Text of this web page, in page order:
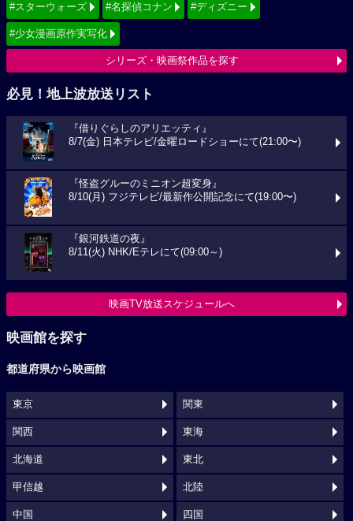
#スターウォーズ #名探偵コナン #ディズニー
#少女漫画原作実写化
シリーズ・映画祭作品を探す
必見！地上波放送リスト
『借りぐらしのアリエッティ』
8/7(金) 日本テレビ/金曜ロードショーにて(21:00〜)
『怪盗グルーのミニオン超変身』
8/10(月) フジテレビ/最新作公開記念にて(19:00〜)
『銀河鉄道の夜』
8/11(火) NHK/Eテレにて(09:00～)
映画TV放送スケジュールへ
映画館を探す
都道府県から映画館
東京 関東
関西 東海
北海道 東北
甲信越 北陸
中国 四国